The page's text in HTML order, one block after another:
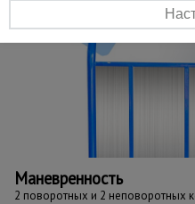
Маневренность
2 поворотных и 2 неповоротных